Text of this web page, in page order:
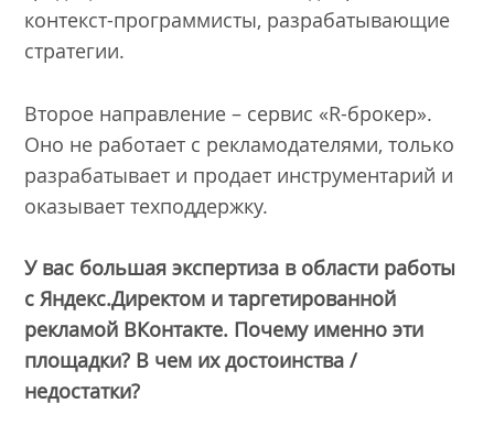
контекст-программисты, разрабатывающие
стратегии.
Второе направление – сервис «R-брокер».
Оно не работает с рекламодателями, только
разрабатывает и продаeт инструментарий и
оказывает техподдержку.
У вас большая экспертиза в области работы
с Яндекс.Директом и таргетированной
рекламой ВКонтакте. Почему именно эти
площадки? В чем их достоинства /
недостатки?